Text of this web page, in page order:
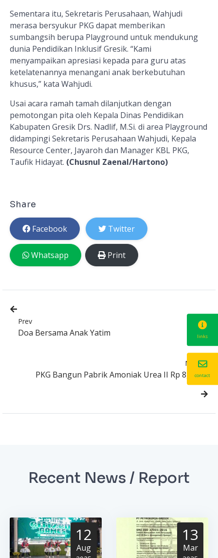
Sementara itu, Sekretaris Perusahaan, Wahjudi
merasa bersyukur PKG dapat memberikan
sumbangsih berupa Playground untuk mendukung
dunia Pendidikan Inklusif Gresik. “Kami
menyampaikan apresiasi kepada para guru atas
ketelatenannya menangani anak berkebutuhan
khusus,” kata Wahjudi.
Usai acara ramah tamah dilanjutkan dengan
pemotongan pita oleh Kepala Dinas Pendidikan
Kabupaten Gresik Drs. Nadlif, M.Si. di area Playground
didampingi Sekretaris Perusahaan Wahjudi, Kepala
Resource Center, Jayaroh dan Manager KBL PKG,
Taufik Hidayat. (Chusnul Zaenal/Hartono)
Share
Facebook Twitter
Whatsapp Print
Prev
Doa Bersama Anak Yatim
Next
PKG Bangun Pabrik Amoniak Urea II Rp 8,1 T
Recent News / Report
12
Aug
13
Mar
links
contact